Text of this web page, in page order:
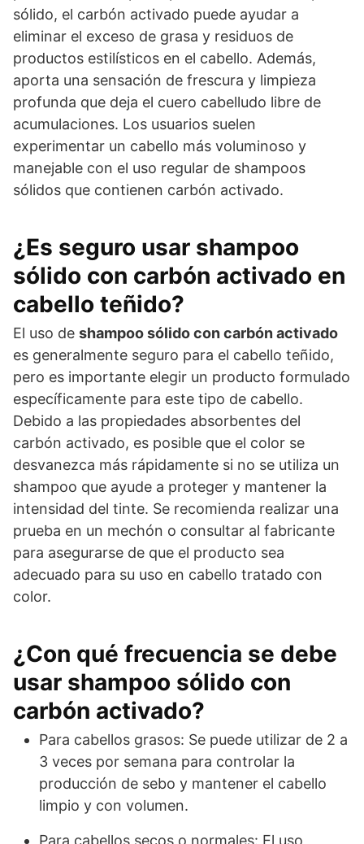
sólido, el carbón activado puede ayudar a
eliminar el exceso de grasa y residuos de
productos estilísticos en el cabello. Además,
aporta una sensación de frescura y limpieza
profunda que deja el cuero cabelludo libre de
acumulaciones. Los usuarios suelen
experimentar un cabello más voluminoso y
manejable con el uso regular de shampoos
sólidos que contienen carbón activado.
¿Es seguro usar shampoo
sólido con carbón activado en
cabello teñido?
El uso de shampoo sólido con carbón activado
es generalmente seguro para el cabello teñido,
pero es importante elegir un producto formulado
específicamente para este tipo de cabello.
Debido a las propiedades absorbentes del
carbón activado, es posible que el color se
desvanezca más rápidamente si no se utiliza un
shampoo que ayude a proteger y mantener la
intensidad del tinte. Se recomienda realizar una
prueba en un mechón o consultar al fabricante
para asegurarse de que el producto sea
adecuado para su uso en cabello tratado con
color.
¿Con qué frecuencia se debe
usar shampoo sólido con
carbón activado?
Para cabellos grasos: Se puede utilizar de 2 a
3 veces por semana para controlar la
producción de sebo y mantener el cabello
limpio y con volumen.
Para cabellos secos o normales: El uso